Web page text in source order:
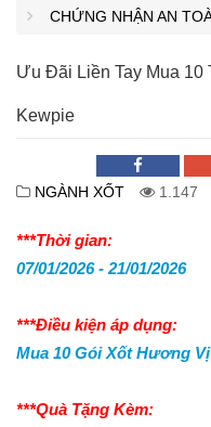
CHỨNG NHẬN AN
Ưu Đãi Liền Tay Mua
Kewpie
NGÀNH XỐT 1.147
***Thời gian:
07/01/2026 - 21/01/2026
***Điều kiện áp dụng:
Mua 10 Gói Xốt Hương
***Quà Tặng Kèm: